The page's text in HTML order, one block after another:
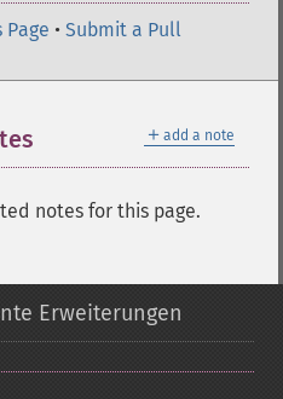
Page • Submit a Pull
＋ add a note
notes for this page.
Erweiterungen